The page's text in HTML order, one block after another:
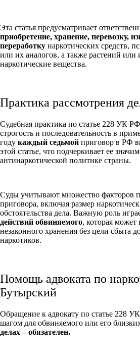
Эта статья предусматривает
приобретение, хранение, перевозку,
переработку наркотических средств,
или их аналогов, а также растений или
наркотические вещества.
Практика рассмотрения
Судебная практика по статье 228 УК
строгость и последовательность в
году каждый седьмой приговор в РФ
этой статье, что подчеркивает ее
антинаркотической политике страны.
Суды учитывают множество факторов
приговора, включая размер
обстоятельства дела. Важную роль
действий обвиняемого, которая может
незаконного хранения без цели сбыта
наркотиков.
Помощь адвоката по
Бутырский
Обращение к адвокату по статье 228
шагом для обвиняемого или его
делах – обязателен.